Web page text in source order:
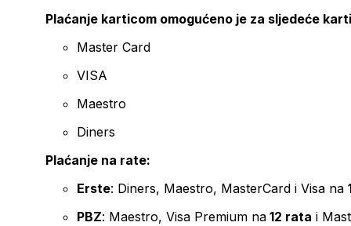
Plaćanje karticom omogućeno je za sljedeće
Master Card
VISA
Maestro
Diners
Plaćanje na rate:
Erste: Diners, Maestro, MasterCard i Visa na
PBZ: Maestro, Visa Premium na 12 rata i